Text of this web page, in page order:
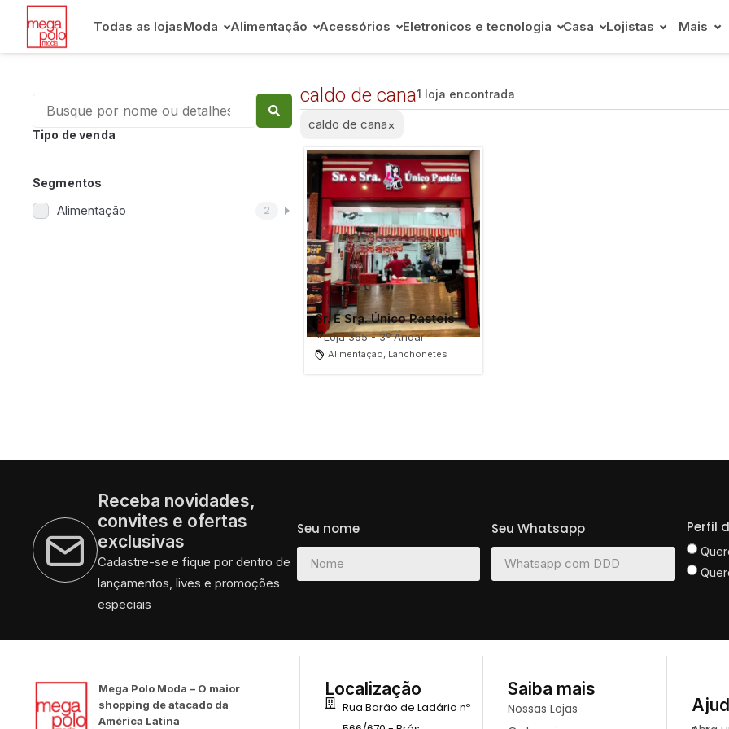
Todas as lojasModa Alimentação Acessórios Eletronicos e tecnologia Casa Lojistas Mais
Tipo de venda
Segmentos
Alimentação 2
caldo de cana1 loja encontrada
caldo de cana×
Sr. E Sra. Único Pasteis
Loja 365 - 3º Andar
Alimentação, Lanchonetes
Receba novidades,
convites e ofertas
exclusivas
Cadastre-se e fique por dentro de
lançamentos, lives e promoções
especiais
Seu nome Seu Whatsapp Perfil
Mega Polo Moda – O maior
shopping de atacado da
América Latina
Localização
Rua Barão de Ladário nº
Saiba mais
Nossas Lojas